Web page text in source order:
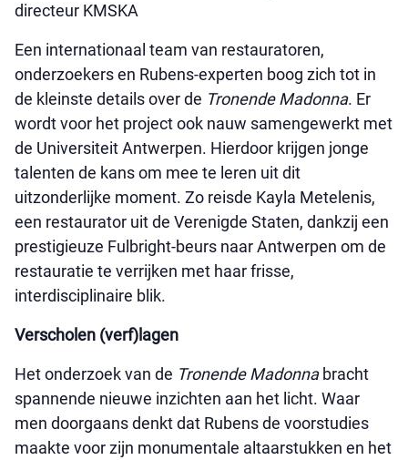
directeur KMSKA
Een internationaal team van restauratoren,
onderzoekers en Rubens-experten boog zich tot in
de kleinste details over de Tronende Madonna. Er
wordt voor het project ook nauw samengewerkt met
de Universiteit Antwerpen. Hierdoor krijgen jonge
talenten de kans om mee te leren uit dit
uitzonderlijke moment. Zo reisde Kayla Metelenis,
een restaurator uit de Verenigde Staten, dankzij een
prestigieuze Fulbright-beurs naar Antwerpen om de
restauratie te verrijken met haar frisse,
interdisciplinaire blik.
Verscholen (verf)lagen
Het onderzoek van de Tronende Madonna bracht
spannende nieuwe inzichten aan het licht. Waar
men doorgaans denkt dat Rubens de voorstudies
maakte voor zijn monumentale altaarstukken en het